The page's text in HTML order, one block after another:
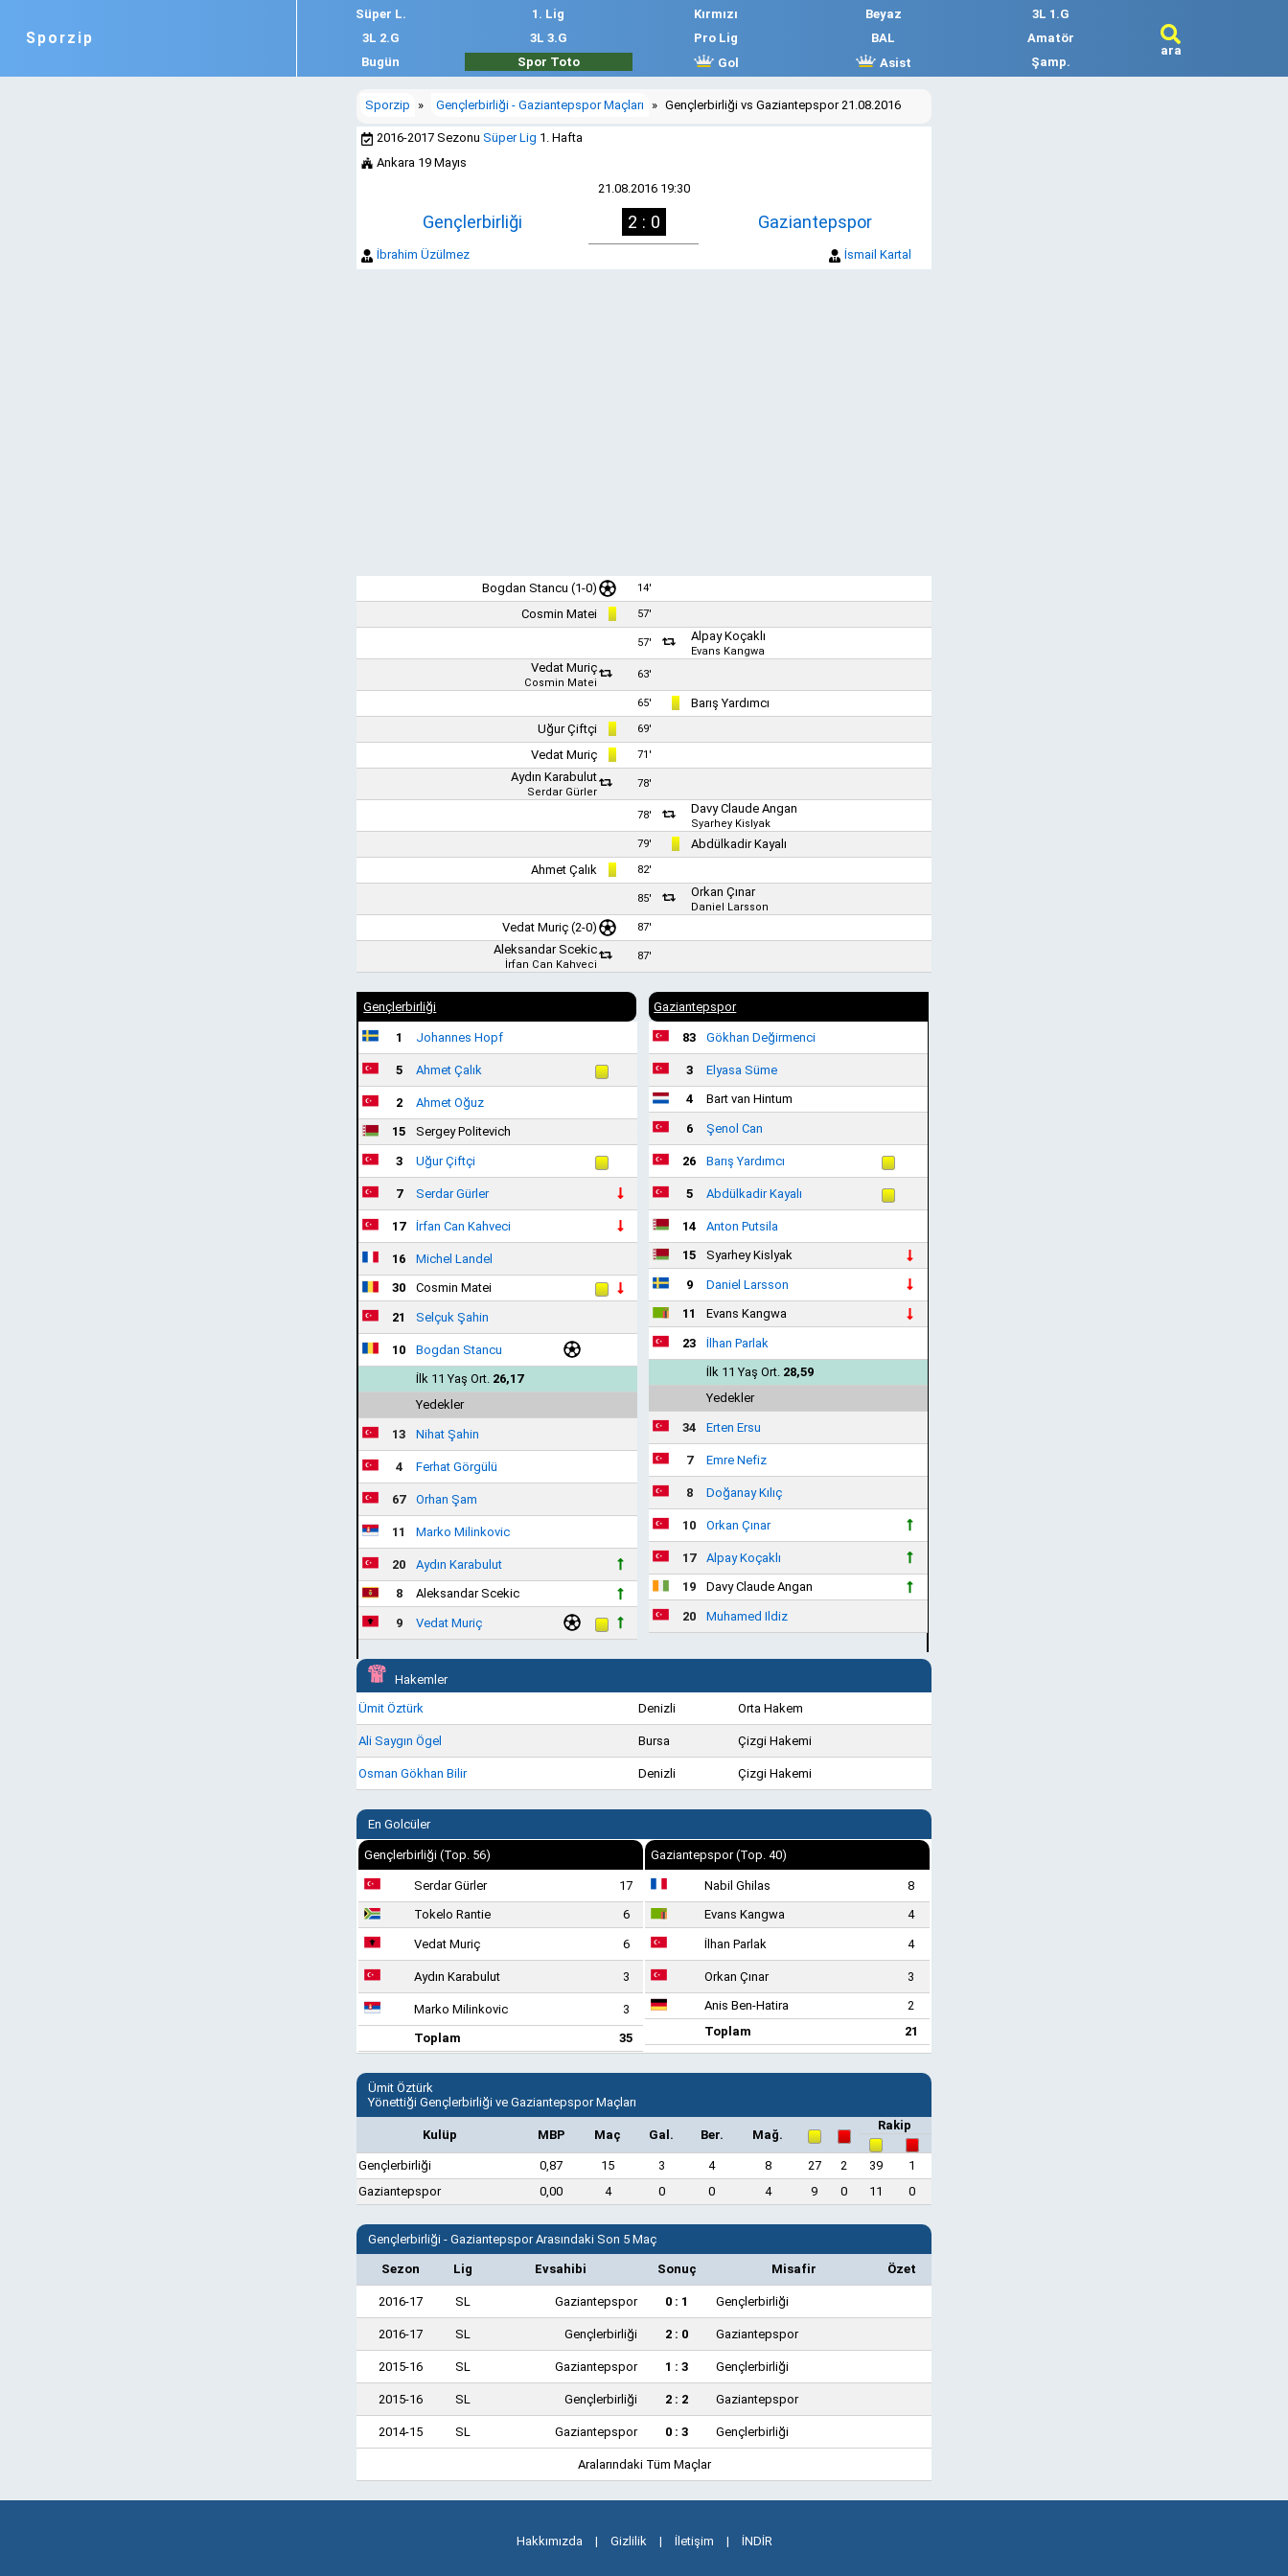
Sporzip
Süper L. 1. Lig Kırmızı Beyaz
3L 1.G
3L 2.G
3L 3.G Pro Lig BAL
Amatör
Bugün
Spor Toto Gol Asist Şamp.
ara
Sporzip » Gençlerbirliği - Gaziantepspor Maçları » Gençlerbirliği vs Gaziantepspor 21.08.2016
2016-2017 Sezonu Süper Lig 1. Hafta
Ankara 19 Mayıs
21.08.2016 19:30
Gençlerbirliği 2 : 0 Gaziantepspor
İbrahim Üzülmez İsmail Kartal
Bogdan Stancu (1-0) 14'
Cosmin Matei 57'
57' Alpay Koçaklı
Evans Kangwa
Vedat Muriç
Cosmin Matei
63'
65'
Barış Yardımcı
Uğur Çiftçi
69'
Vedat Muriç 71'
Aydın Karabulut
Serdar Gürler
78'
78' Davy Claude Angan
Syarhey Kislyak
79'
Abdülkadir Kayalı
Ahmet Çalık
82'
85' Orkan Çınar
Daniel Larsson
Vedat Muriç (2-0) 87'
Aleksandar Scekic
İrfan Can Kahveci
87'
Gençlerbirliği
1 Johannes Hopf
5 Ahmet Çalık
2
Ahmet Oğuz
15
Sergey Politevich
3 Uğur Çiftçi
7 Serdar Gürler
17 İrfan Can Kahveci
16
Michel Landel
30
Cosmin Matei
21 Selçuk Şahin
10
Bogdan Stancu
İlk 11 Yaş Ort. 26,17
Yedekler
13 Nihat Şahin
4 Ferhat Görgülü
67 Orhan Şam
11 Marko Milinkovic
20
Aydın Karabulut
8
Aleksandar Scekic
9 Vedat Muriç
Gaziantepspor
83 Gökhan Değirmenci
3
Elyasa Süme
4
Bart van Hintum
6 Şenol Can
26 Barış Yardımcı
5 Abdülkadir Kayalı
14
Anton Putsila
15
Syarhey Kislyak
9
Daniel Larsson
11
Evans Kangwa
23
İlhan Parlak
İlk 11 Yaş Ort. 28,59
Yedekler
34 Erten Ersu
7 Emre Nefiz
8 Doğanay Kılıç
10 Orkan Çınar
17
Alpay Koçaklı
19
Davy Claude Angan
20 Muhamed Ildiz
Hakemler
Ümit Öztürk
Denizli Orta Hakem
Ali Saygın Ögel Bursa Çizgi Hakemi
Osman Gökhan Bilir Denizli Çizgi Hakemi
En Golcüler
Gençlerbirliği (Top. 56)
Serdar Gürler
17
Tokelo Rantie
6
Vedat Muriç 6
Aydın Karabulut 3
Marko Milinkovic
3
Toplam
35
Gaziantepspor (Top. 40)
Nabil Ghilas
8
Evans Kangwa
4
İlhan Parlak 4
Orkan Çınar
3
Anis Ben-Hatira
2
Toplam
21
Ümit Öztürk
Yönettiği Gençlerbirliği ve Gaziantepspor Maçları
Kulüp MBP Maç Gal. Ber. Mağ.
Rakip
Gençlerbirliği 0,87 15 3 4 8 27 2 39
1
Gaziantepspor
0,00 4 0 0 4 9 0 11 0
Gençlerbirliği - Gaziantepspor Arasındaki Son 5 Maç
Sezon Lig Evsahibi Sonuç Misafir Özet
2016-17 SL Gaziantepspor 0 : 1 Gençlerbirliği
2016-17 SL Gençlerbirliği 2 : 0 Gaziantepspor
2015-16 SL Gaziantepspor 1 : 3 Gençlerbirliği
2015-16 SL Gençlerbirliği 2 : 2 Gaziantepspor
2014-15 SL Gaziantepspor 0 : 3 Gençlerbirliği
Aralarındaki Tüm Maçlar
Hakkımızda | Gizlilik | İletişim | İNDİR